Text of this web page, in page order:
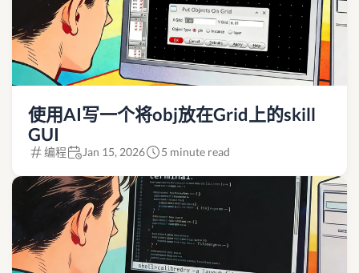
使用AI写一个将obj放在Grid上的skill
GUI
编程 Jan 15, 2026 5 minute read